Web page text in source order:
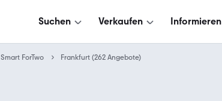
Suchen Verkaufen Informieren
Smart ForTwo Frankfurt (262 Angebote)